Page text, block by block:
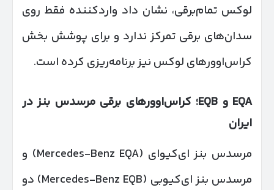
لوکس تمام‌برقی، نشان داد واردکننده فقط روی
سدان‌های برقی تمرکز ندارد و برای پوشش بخش
کراس‌اوورهای لوکس نیز برنامه‌ریزی کرده است.
EQA و EQB؛ کراس‌اوورهای برقی مرسدس بنز در
ایران
مرسدس بنز ای‌کیوای (Mercedes-Benz EQA) و
مرسدس بنز ای‌کیوبی (Mercedes-Benz EQB) دو